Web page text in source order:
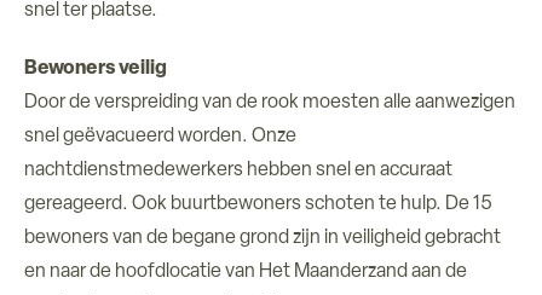
snel ter plaatse.
Bewoners veilig
Door de verspreiding van de rook moesten alle aanwezigen
snel geëvacueerd worden. Onze
nachtdienstmedewerkers hebben snel en accuraat
gereageerd. Ook buurtbewoners schoten te hulp. De 15
bewoners van de begane grond zijn in veiligheid gebracht
en naar de hoofdlocatie van Het Maanderzand aan de